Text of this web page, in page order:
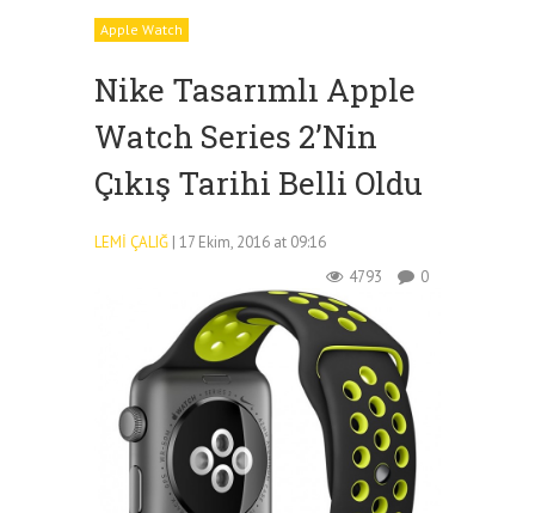
Apple Watch
Nike Tasarımlı Apple
Watch Series 2’nin
Çıkış Tarihi Belli Oldu
LEMI ÇALIĞ | 17 Ekim, 2016 at 09:16
4793
0